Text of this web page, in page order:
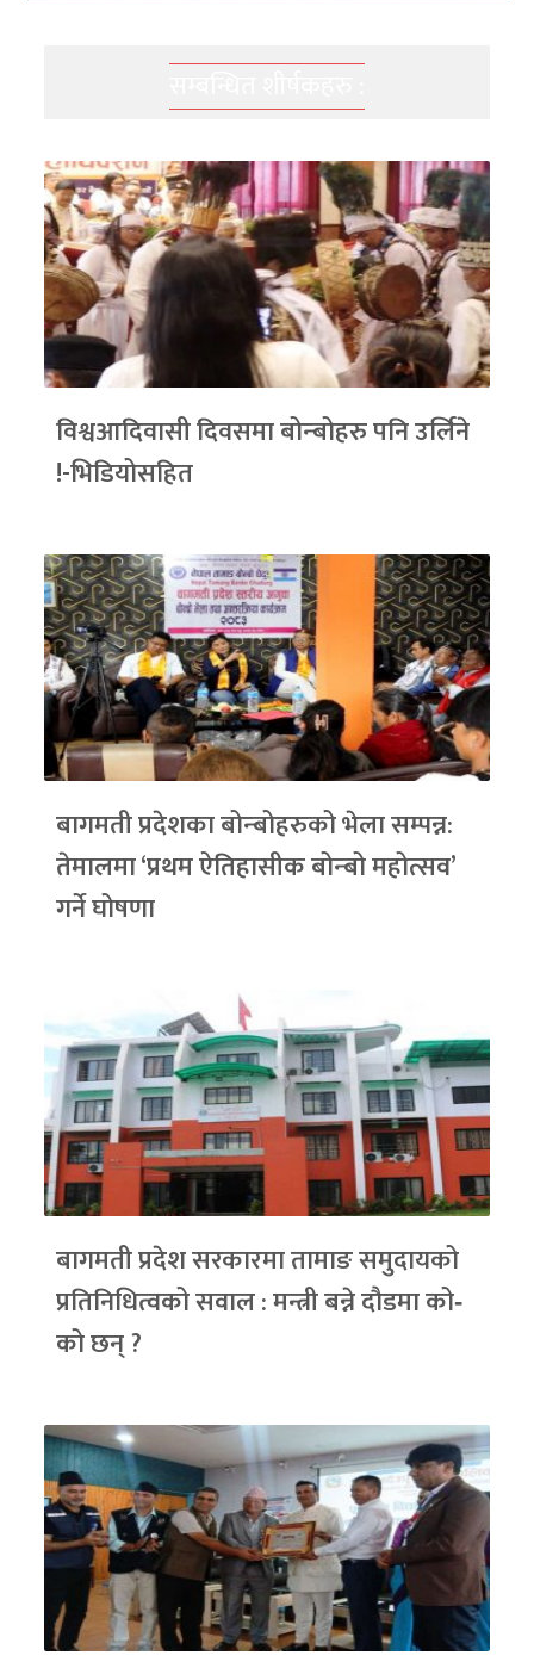
विश्वआदिवासी दिवसमा बोन्बोहरु पनि उर्लिने
!-भिडियोसहित
बागमती प्रदेशका बोन्बोहरुको भेला सम्पन्न:
तेमालमा ‘प्रथम ऐतिहासीक बोन्बो महोत्सव’
गर्ने घोषणा
बागमती प्रदेश सरकारमा तामाङ समुदायको
प्रतिनिधित्वको सवाल : मन्त्री बन्ने दौडमा को‐
को छन् ?